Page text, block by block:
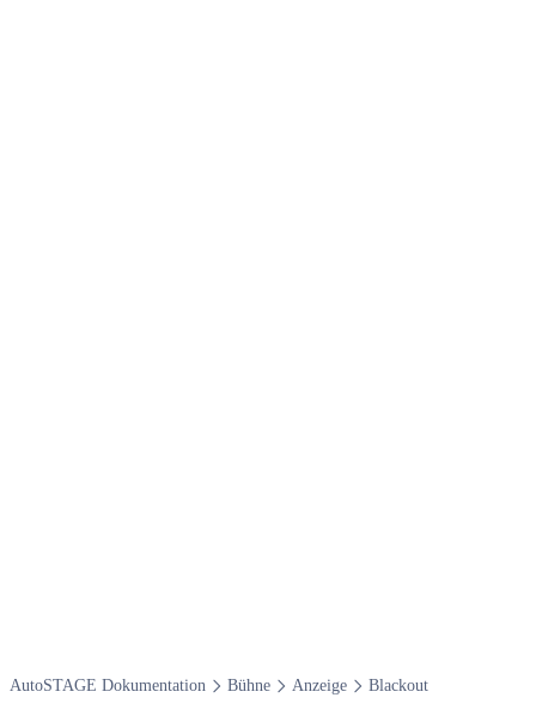
Auto​STAGE Dokumentation Bühne Anzeige Blackout